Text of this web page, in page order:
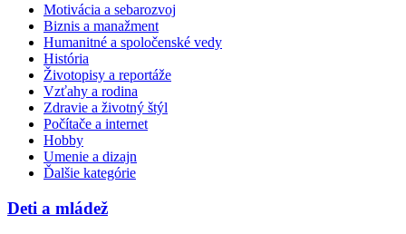
Motivácia a sebarozvoj
Biznis a manažment
Humanitné a spoločenské vedy
História
Životopisy a reportáže
Vzťahy a rodina
Zdravie a životný štýl
Počítače a internet
Hobby
Umenie a dizajn
Ďalšie kategórie
Deti a mládež